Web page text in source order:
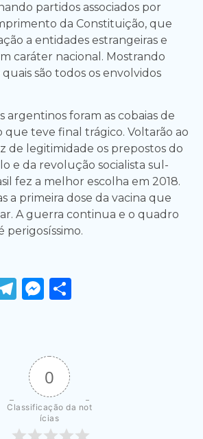
partidos associados por
da Constituição, que
a entidades estrangeiras e
caráter nacional. Mostrando
são todos os envolvidos
argentinos foram as cobaias de
teve final trágico. Voltarão ao
de legitimidade os prepostos do
e da revolução socialista sul-
fez a melhor escolha em 2018.
a primeira dose da vacina que
A guerra continua e o quadro
perigosíssimo.
Telegram
Messenger
0
Classificação da not
ícias